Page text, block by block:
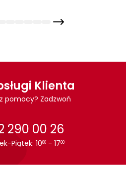
Klienta
pomocy? Zadzwoń
290 00 26
Piątek: 1000 - 1700